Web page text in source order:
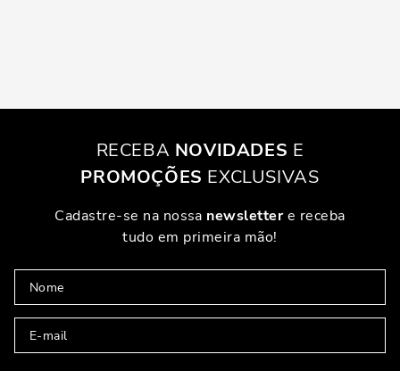
RECEBA NOVIDADES E
PROMOÇÕES EXCLUSIVAS
Cadastre-se na nossa newslettere receba
tudo em primeira mão!